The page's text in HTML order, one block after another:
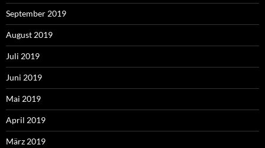
September 2019
August 2019
Juli 2019
Juni 2019
Mai 2019
April 2019
März 2019